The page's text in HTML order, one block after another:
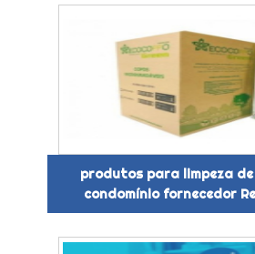
produtos para limpeza
condomínio fornecedor